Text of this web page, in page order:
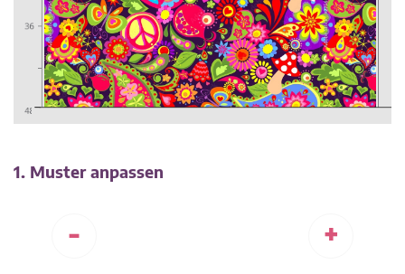
1. Muster anpassen
- +